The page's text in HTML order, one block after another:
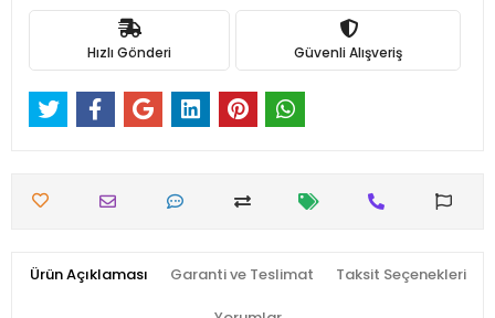
Hızlı Gönderi Güvenli Alışveriş
Ürün Açıklaması Garanti ve Teslimat Taksit Seçenekleri